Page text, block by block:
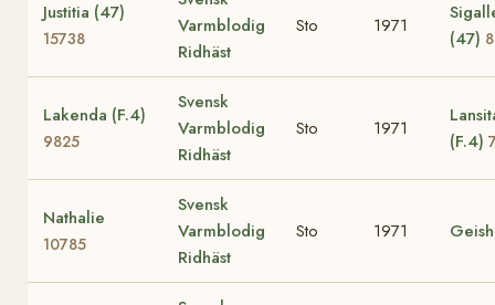
Justitia (47)
15738
Varmblodig
Ridhäst
Sto 1971
(47)
Lakenda (F.4)
9825
Svensk
Varmblodig
Ridhäst
Sto 1971
(F.4)
Nathalie
10785
Svensk
Varmblodig
Ridhäst
Sto 1971